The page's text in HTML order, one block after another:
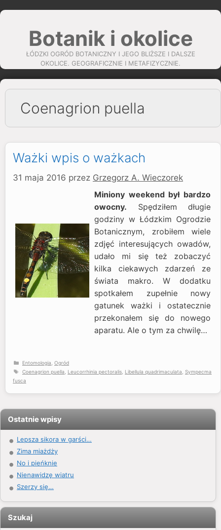
Przejdź
Botanik i okolice
ŁÓDZKI OGRÓD BOTANICZNY I JEGO BLIŻSZE I DALSZE
OKOLICE. GEOGRAFICZNIE I METAFIZYCZNIE.
Coenagrion puella
Ważki wpis o ważkach
31 maja 2016 przez Grzegorz A. Wieczorek
Miniony weekend był bardzo
owocny. Spędziłem długie
godziny w Łódzkim Ogrodzie
Botanicznym, zrobiłem wiele
zdjęć interesujących owadów,
udało mi się też zobaczyć
kilka ciekawych zdarzeń ze
świata makro. W dodatku
spotkałem zupełnie nowy
gatunek ważki i ostatecznie
przekonałem się do nowego
aparatu. Ale o tym za chwilę…
Kategorie
Entomologia Ogród
Tagi
Coenagrion puella Leucorrhinia pectoralis Libellula quadrimaculata Sympecma
fusca
Ostatnie wpisy
Lepsza sikora w garści…
Zima miażdży
No i pieńknie
Nienawidzę wiatru
Szerzy się…
Szukaj